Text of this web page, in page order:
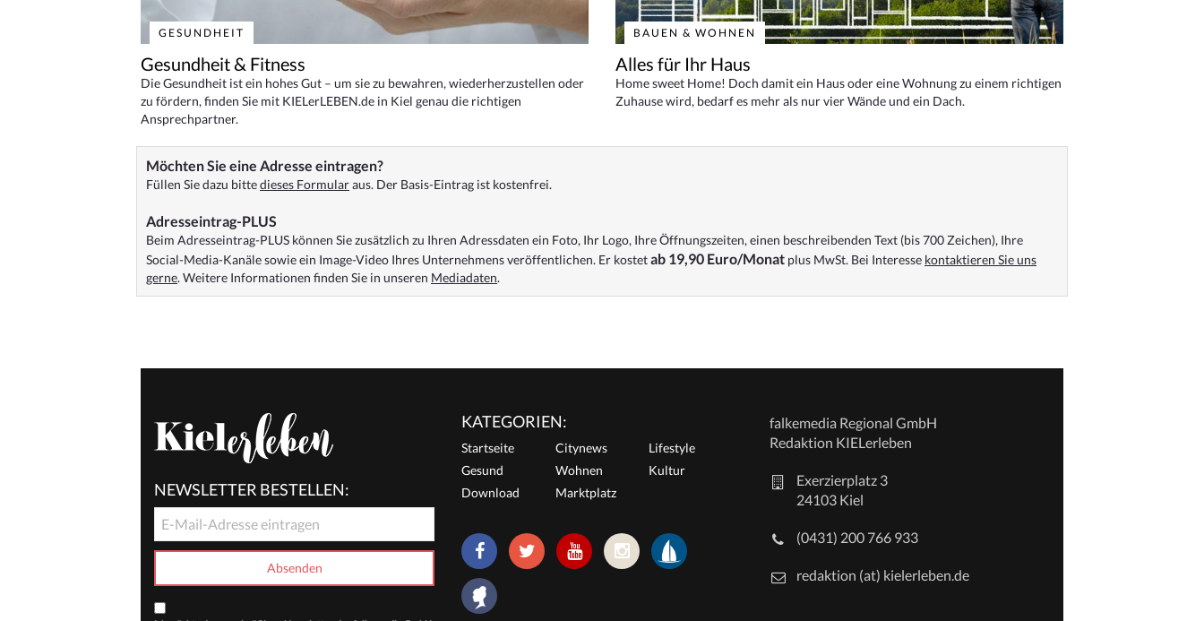
GESUNDHEIT
Gesundheit & Fitness
Die Gesundheit ist ein hohes Gut – um sie zu bewahren, wiederherzustellen oder
zu fördern, finden Sie mit KIELerLEBEN.de in Kiel genau die richtigen
Ansprechpartner.
BAUEN & WOHNEN
Alles für Ihr Haus
Home sweet Home! Doch damit ein Haus oder eine Wohnung zu einem richtigen
Zuhause wird, bedarf es mehr als nur vier Wände und ein Dach.
Möchten Sie eine Adresse eintragen?
Füllen Sie dazu bittedieses Formularaus. Der Basis-Eintrag ist kostenfrei.
Adresseintrag-PLUS
Beim Adresseintrag-PLUS können Sie zusätzlich zu Ihren Adressdaten ein Foto, Ihr Logo, Ihre Öffnungszeiten, einen beschreibenden Text (bis 700 Zeichen), Ihre
Social-Media-Kanäle sowie ein Image-Video Ihres Unternehmens veröffentlichen. Er kostetab 19,90 Euro/Monat plus MwSt. Bei Interesse kontaktieren Sie uns
gerne. Weitere Informationen finden Sie in unseren Mediadaten.
NEWSLETTER BESTELLEN:
KATEGORIEN:
Startseite Citynews
Lifestyle
Gesund
Wohnen
Kultur
Download
Marktplatz
falkemedia Regional GmbH
Redaktion KIELerleben
Exerzierplatz 3
24103 Kiel
(0431) 200 766 933
redaktion (at) kielerleben.de